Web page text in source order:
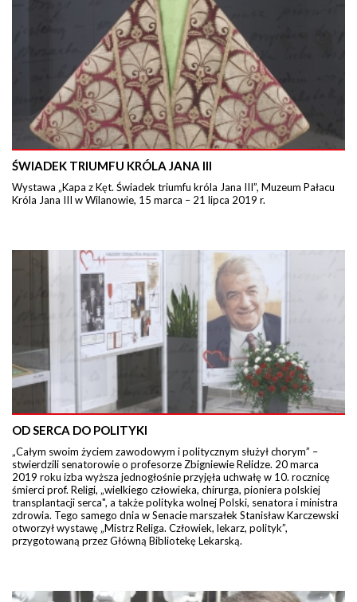
ŚWIADEK TRIUMFU KRÓLA JANA III
Wystawa „Kapa z Kęt. Świadek triumfu króla Jana III”, Muzeum Pałacu
Króla Jana III w Wilanowie, 15 marca – 21 lipca 2019 r.
OD SERCA DO POLITYKI
„Całym swoim życiem zawodowym i politycznym służył chorym” –
stwierdzili senatorowie o profesorze Zbigniewie Relidze. 20 marca
2019 roku izba wyższa jednogłośnie przyjęła uchwałę w 10. rocznicę
śmierci prof. Religi, „wielkiego człowieka, chirurga, pioniera polskiej
transplantacji serca", a także polityka wolnej Polski, senatora i ministra
zdrowia. Tego samego dnia w Senacie marszałek Stanisław Karczewski
otworzył wystawę „Mistrz Religa. Człowiek, lekarz, polityk”,
przygotowaną przez Główną Bibliotekę Lekarską.